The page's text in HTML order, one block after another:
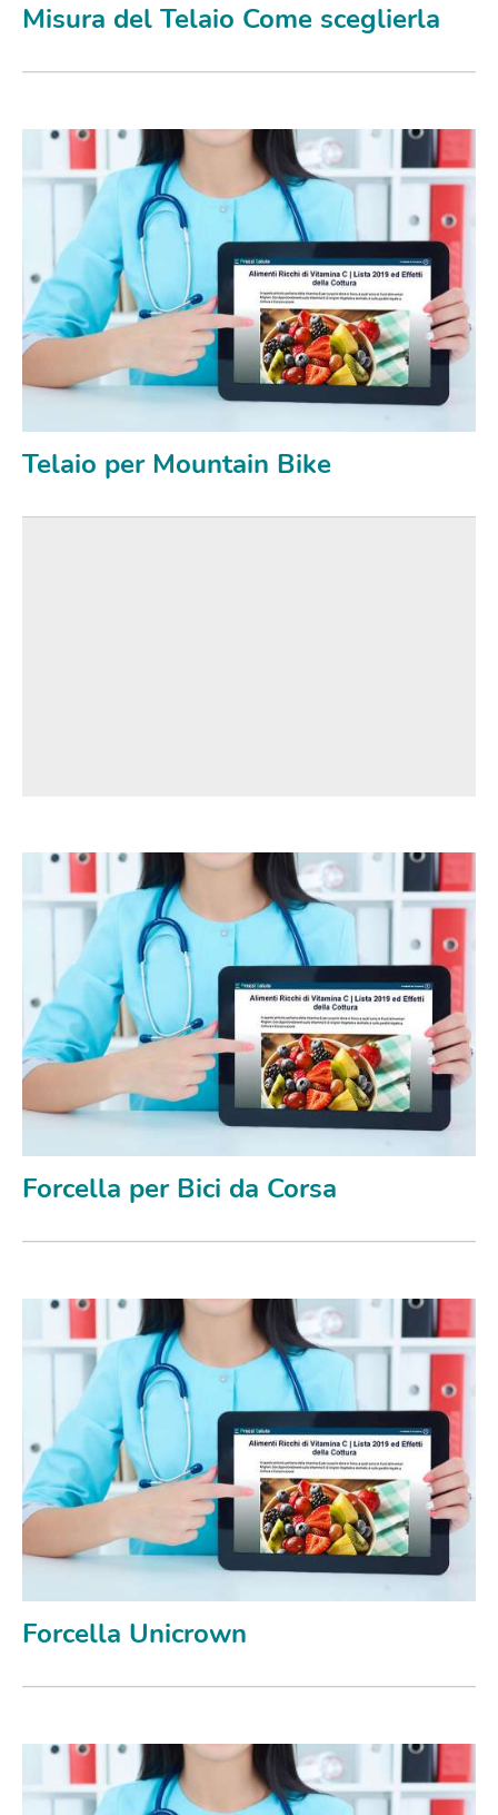
Misura del Telaio Come sceglierla
Telaio per Mountain Bike
Forcella per Bici da Corsa
Forcella Unicrown